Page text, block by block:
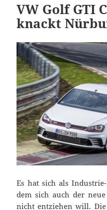
VW Golf GTI
knackt
Es hat sich als
dem sich auch der
nicht entziehen will.